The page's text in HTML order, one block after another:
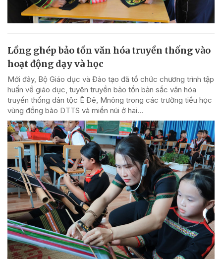
Lồng ghép bảo tồn văn hóa truyền thống vào
hoạt động dạy và học
Mới đây, Bộ Giáo dục và Đào tạo đã tổ chức chương trình tập
huấn về giáo dục, tuyên truyền bảo tồn bản sắc văn hóa
truyền thống dân tộc Ê Đê, Mnông trong các trường tiểu học
vùng đồng bào DTTS và miền núi ở hai...